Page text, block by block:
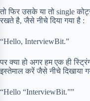
तो फिर उसके या तो single
रखते है, जैसे नीचे दिया गया है :
“Hello, InterviewBit.”
पर क्या हो अगर हम एक ही
इस्तेमाल करें जैसे नीचे दिखाया
“Hello “InterviewBit.””